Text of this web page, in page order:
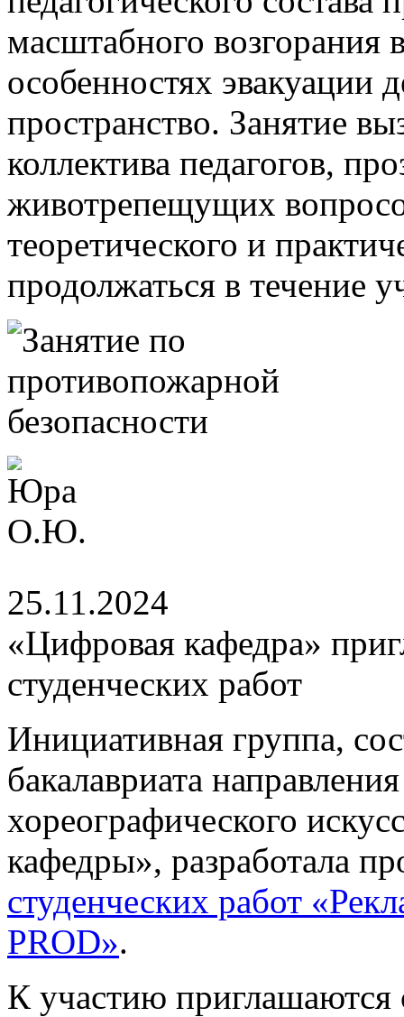
масштабного возгорания
особенностях эвакуации
пространство. Занятие
коллектива педагогов,
животрепещущих
теоретического и
продолжаться в течение
25.11.2024
«Цифровая кафедра»
студенческих работ
Инициативная группа,
бакалавриата
хореографического
кафедры», разработала
студенческих работ
PROD».
К участию приглашаются